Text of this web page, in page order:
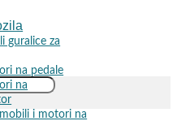
guralice za
na pedale
na
i motori na